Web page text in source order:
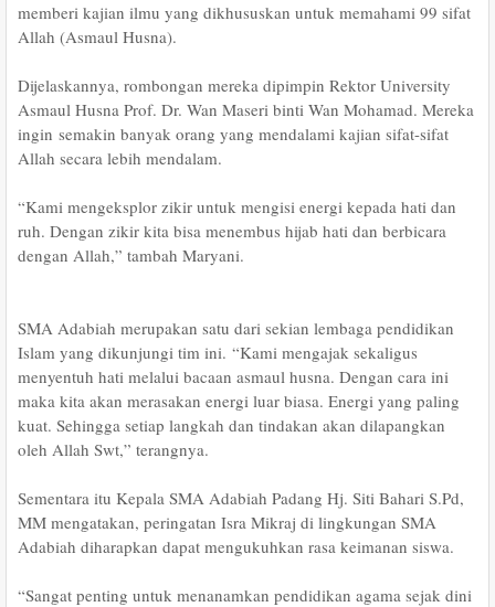
memberi kajian ilmu yang dikhususkan untuk memahami 99 sifat
Allah (Asmaul Husna).
Dijelaskannya, rombongan mereka dipimpin Rektor University
Asmaul Husna Prof. Dr. Wan Maseri binti Wan Mohamad. Mereka
ingin semakin banyak orang yang mendalami kajian sifat-sifat
Allah secara lebih mendalam.
“Kami mengeksplor zikir untuk mengisi energi kepada hati dan
ruh. Dengan zikir kita bisa menembus hijab hati dan berbicara
dengan Allah,” tambah Maryani.
SMA Adabiah merupakan satu dari sekian lembaga pendidikan
Islam yang dikunjungi tim ini. “Kami mengajak sekaligus
menyentuh hati melalui bacaan asmaul husna. Dengan cara ini
maka kita akan merasakan energi luar biasa. Energi yang paling
kuat. Sehingga setiap langkah dan tindakan akan dilapangkan
oleh Allah Swt,” terangnya.
Sementara itu Kepala SMA Adabiah Padang Hj. Siti Bahari S.Pd,
MM mengatakan, peringatan Isra Mikraj di lingkungan SMA
Adabiah diharapkan dapat mengukuhkan rasa keimanan siswa.
“Sangat penting untuk menanamkan pendidikan agama sejak dini